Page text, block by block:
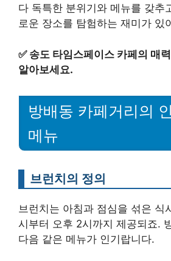
다 독특한 분위기와 메뉴를 갖추
로운 장소를 탐험하는 재미가 있
✅ 송도 타임스페이스 카페의 매
알아보세요.
방배동 카페거리의
메뉴
브런치의 정의
브런치는 아침과 점심을 섞은 식
시부터 오후 2시까지 제공되죠.
다음 같은 메뉴가 인기랍니다.